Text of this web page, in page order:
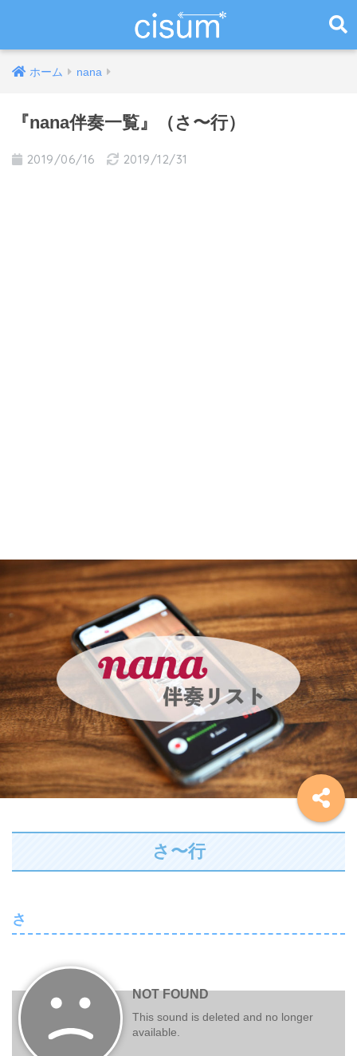
ホーム nana
『nana伴奏一覧』（さ〜行）
2019/06/16 2019/12/31
さ〜行
さ